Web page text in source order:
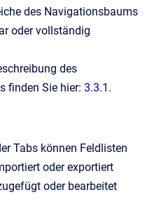
des Navigationsbaums
oder vollständig
des
finden Sie hier: 3.3.1.
Tabs können Feldlisten
oder exportiert
oder bearbeitet